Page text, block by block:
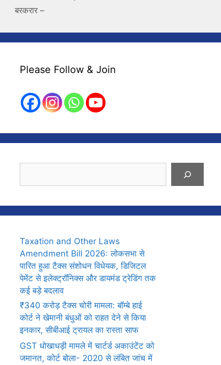
बरकरार –
Please Follow & Join
Taxation and Other Laws
Amendment Bill 2026: लोकसभा से
पारित हुआ टैक्स संशोधन विधेयक, डिजिटल
पेमेंट से इलेक्ट्रॉनिक्स और डायमंड ट्रेडिंग तक
कई बड़े बदलाव
₹340 करोड़ टैक्स चोरी मामला: बॉम्बे हाई
कोर्ट ने खेमानी बंधुओं को राहत देने से किया
इनकार, सीबीआई ट्रायल का रास्ता साफ
GST धोखाधड़ी मामले में चार्टर्ड अकाउंटेंट को
जमानत, कोर्ट बोला- 2020 से लंबित जांच में